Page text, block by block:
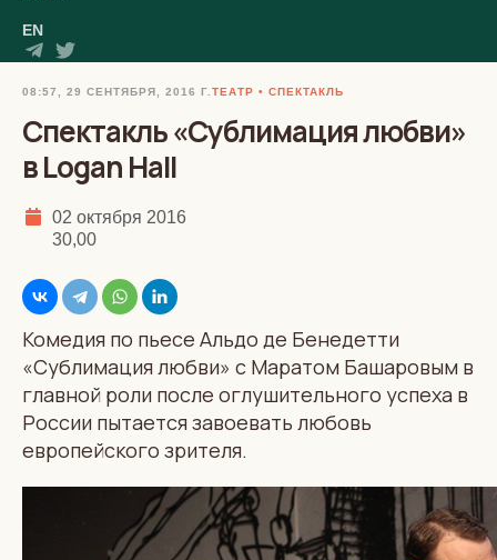
EN
08:57, 29 СЕНТЯБРЯ, 2016 Г. ТЕАТР СПЕКТАКЛЬ
Спектакль «Сублимация любви»
в Logan Hall
02 октября 2016
30,00
Комедия по пьесе Альдо де Бенедетти
«Сублимация любви» с Маратом Башаровым в
главной роли после оглушительного успеха в
России пытается завоевать любовь
европейского зрителя.